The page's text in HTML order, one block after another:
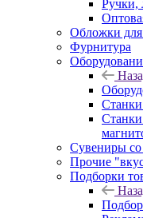
Ручки,
Обложки
Фурнитура
Станки
Станки
Сувениры
Прочие
Подборки